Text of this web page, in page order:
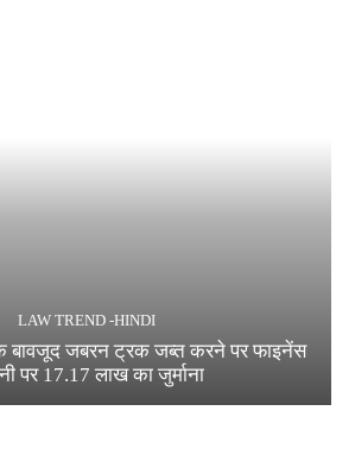
LAW TREND -HINDI
बावजूद जबरन ट्रक जब्त करने पर फाइनेंस
पर 17.17 लाख का जुर्माना